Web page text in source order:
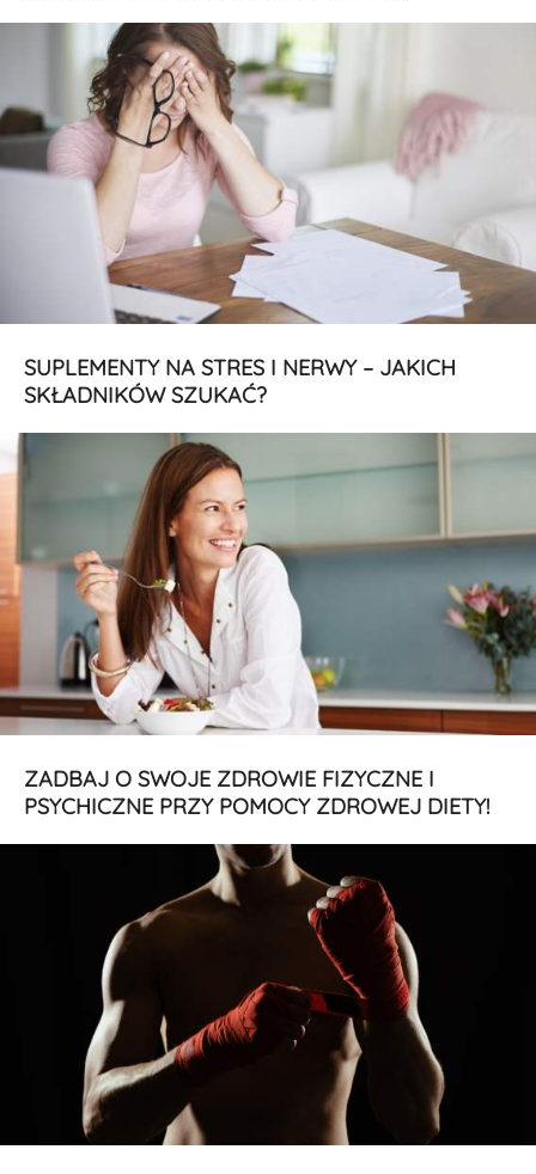
SUPLEMENTY NA STRES I NERWY – JAKICH
SKŁADNIKÓW SZUKAĆ?
ZADBAJ O SWOJE ZDROWIE FIZYCZNE I
PSYCHICZNE PRZY POMOCY ZDROWEJ DIETY!